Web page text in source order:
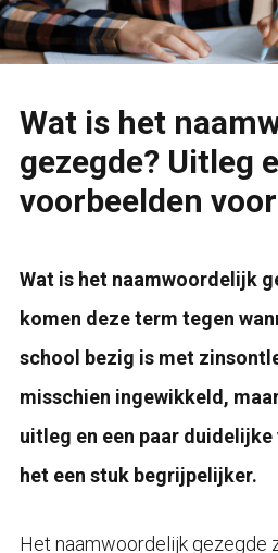
Wat is het
gezegde? Uitleg
voorbeelden
Wat is het naamwoordelijk
komen deze term tegen
school bezig is met
misschien ingewikkeld,
uitleg en een paar
het een stuk begrijpelijker.
Het naamwoordelijk gezegde